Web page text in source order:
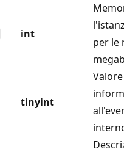
int
per le
tinyint